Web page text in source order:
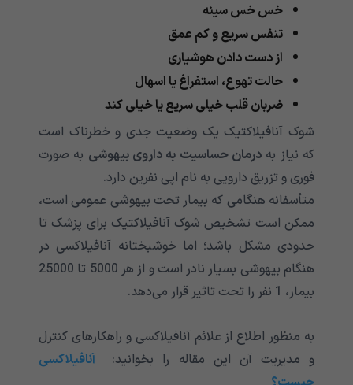
خس خس سینه
تنفس سریع و کم عمق
از دست دادن هوشیاری
حالت تهوع، استفراغ یا اسهال
ضربان قلب خیلی سریع یا خیلی کند
شوک آنافیلاکتیک یک وضعیت جدی و خطرناک است
که نیاز به درمان حساسیت به داروی بیهوشی به صورت
فوری و تزریق دارویی به نام اپی نفرین دارد.
متأسفانه هنگامی‌‌‌‌‌‌‌‌‌‌‌‌‌‌‌‌‌‌‌‌‌‌‌‌‌‌‌‌‌‌‌‌‌‌‌‌‌‌‌‌‌‌‌ که بیمار تحت بیهوشی عمومی‌‌‌‌‌‌‌‌‌‌‌‌‌‌‌‌‌‌‌‌‌‌‌‌‌‌‌‌‌‌‌‌‌‌‌‌‌‌‌‌‌‌‌ است،
ممکن است تشخیص شوک آنافیلاکتیک برای پزشک تا
حدودی مشکل باشد؛ اما خوشبختانه آنافیلاکسی در
هنگام بیهوشی بسیار نادر است و از هر 5000 تا 25000
بیمار، 1 نفر را تحت تاثیر قرار می‌‌‌‌‌‌‌‌‌‌‌‌‌‌‌‌‌‌‌‌‌‌‌‌‌‌‌‌‌‌‌‌‌‌‌‌‌‌‌‌‌‌‌دهد.
به منظور اطلاع از علائم آنافیلاکسی و راهکارهای کنترل
و مدیریت آن این مقاله را بخوانید:
آنافیلاکسی